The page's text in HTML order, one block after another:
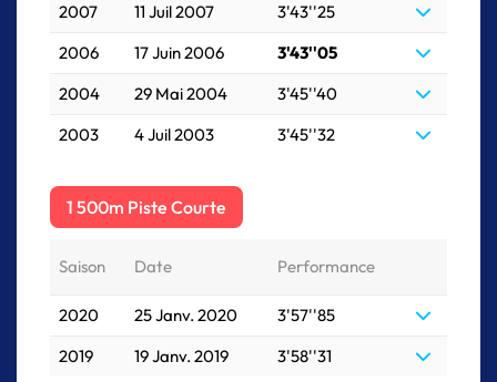
2007
11 Juil 2007
3'43''25
2006
17 Juin 2006
3'43''05
2004
29 Mai 2004
3'45''40
2003
4 Juil 2003 3'45''32
1 500m Piste Courte
Saison Date Performance
2020 25 Janv. 2020
3'57''85
2019
19 Janv. 2019 3'58''31